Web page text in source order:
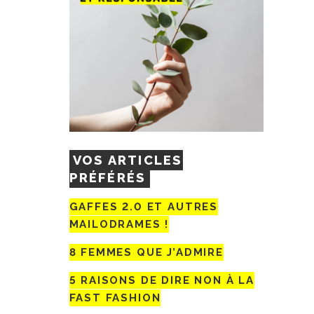
VOS ARTICLES
PRÉFÉRÉS
GAFFES 2.0 ET AUTRES
MAILODRAMES !
8 FEMMES QUE J’ADMIRE
5 RAISONS DE DIRE NON À LA
FAST FASHION